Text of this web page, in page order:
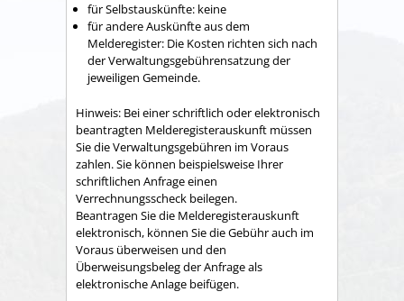
für Selbstauskünfte: keine
für andere Auskünfte aus dem
Melderegister: Die Kosten richten sich nach
der Verwaltungsgebührensatzung der
jeweiligen Gemeinde.
Hinweis: Bei einer schriftlich oder elektronisch
beantragten Melderegisterauskunft müssen
Sie die Verwaltungsgebühren im Voraus
zahlen. Sie können beispielsweise Ihrer
schriftlichen Anfrage einen
Verrechnungsscheck beilegen.
Beantragen Sie die Melderegisterauskunft
elektronisch, können Sie die Gebühr auch im
Voraus überweisen und den
Überweisungsbeleg der Anfrage als
elektronische Anlage beifügen.